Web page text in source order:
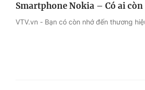
Smartphone Nokia – Có ai còn
VTV.vn - Bạn có còn nhớ đến thương